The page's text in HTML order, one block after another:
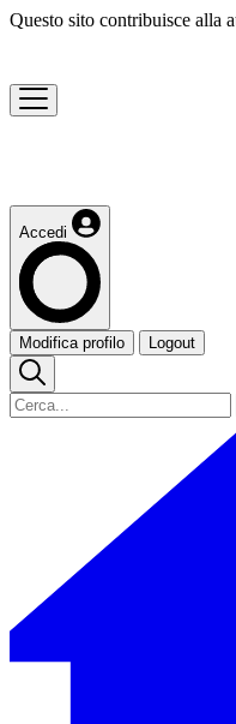
Questo sito contribuisce alla
Accedi
Modifica profilo Logout